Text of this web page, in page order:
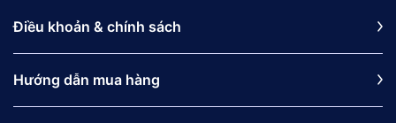
Điều khoản & chính sách
Hướng dẫn mua hàng